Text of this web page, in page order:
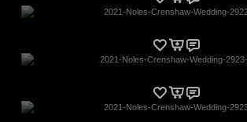
2021-Noles-Crenshaw-Wedding-
2021-Noles-Crenshaw-Wedding-
2021-Noles-Crenshaw-Wedding-